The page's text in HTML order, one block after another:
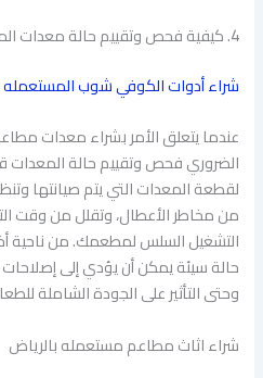
4. كيفية فحص وتقييم حالة معدات المطاعم المستعملة
شراء أدوات الكوفي شوب المستعمله
عندما يتعلق الأمر بشراء معدات
الضروري فحص وتقييم حالة المعدات
لقطعة المعدات التي يتم صيانتها
من مخاطر الأعطال، وتقلل من وقت
التشغيل السلس لمطعمك. من ناحية
حالة سيئة يمكن أن يؤدي إلى
وحتى التأثير على الجودة الشاملة
شراء اثاث مطاعم مستعمله بالرياض